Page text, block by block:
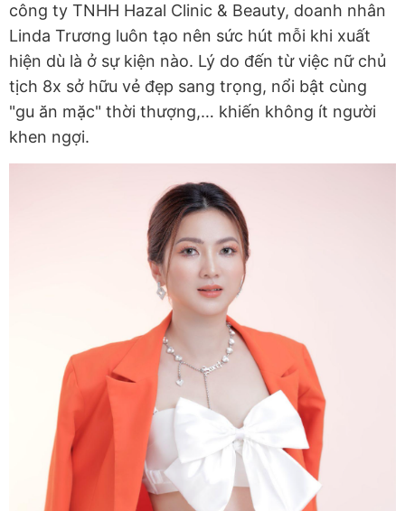
công ty TNHH Hazal Clinic & Beauty, doanh nhân
Linda Trương luôn tạo nên sức hút mỗi khi xuất
hiện dù là ở sự kiện nào. Lý do đến từ việc nữ chủ
tịch 8x sở hữu vẻ đẹp sang trọng, nổi bật cùng
"gu ăn mặc" thời thượng,… khiến không ít người
khen ngợi.